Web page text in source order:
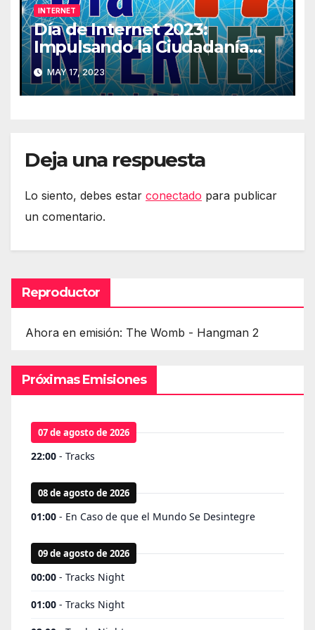
INTERNET
Día de Internet 2023:
Impulsando la Ciudadanía
Digital
MAY 17, 2023
Deja una respuesta
Lo siento, debes estar conectado para publicar
un comentario.
Reproductor
Ahora en emisión: The Womb - Hangman 2
Próximas Emisiones